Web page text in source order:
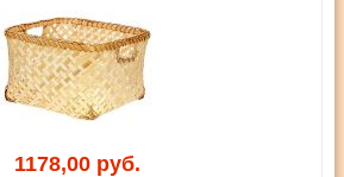
1178,00 руб.